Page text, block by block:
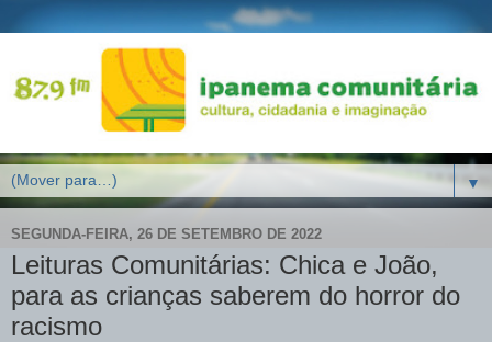
▼
SEGUNDA-FEIRA, 26 DE SETEMBRO DE 2022
Leituras Comunitárias: Chica e João,
para as crianças saberem do horror do
racismo